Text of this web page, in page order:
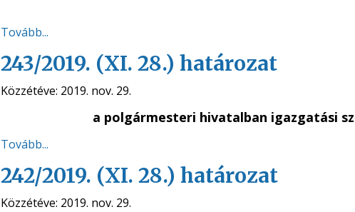
Tovább...
243/2019. (XI. 28.) határozat
Közzétéve: 2019. nov. 29.
a polgármesteri hivatalban igazgatási
Tovább...
242/2019. (XI. 28.) határozat
Közzétéve: 2019. nov. 29.